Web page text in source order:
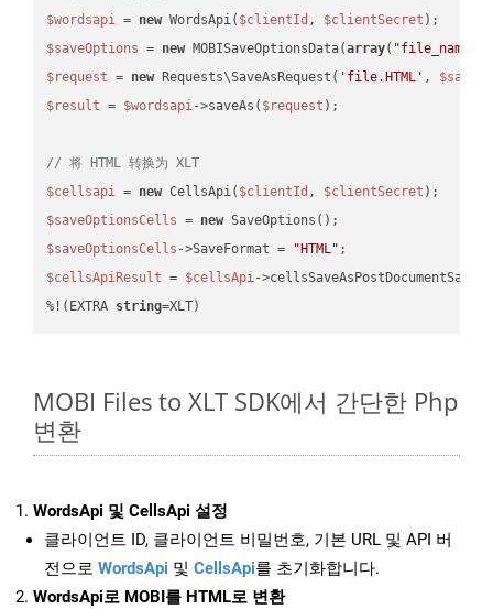
$wordsapi = new WordsApi( $clientId , $clientSecret
$saveOptions = new MOBISaveOptionsData(array( "file_name"
$request = new Requests\SaveAsRequest( 'file.HTML' ,
$result = $wordsapi->saveAs( $request );
// 将 HTML 转换为 XLT
$cellsapi = new CellsApi( $clientId , $clientSecret
$saveOptionsCells = new
$saveOptionsCells ->SaveFormat = "HTML"
$cellsApiResult = $cellsApi-
%!(EXTRA string=XLT)
MOBI Files to XLT SDK에서 간단한 Php
변환
WordsApi 및 CellsApi 설정
클라이언트 ID, 클라이언트 비밀번호, 기본 URL 및 API 버
전으로 WordsApi 및 CellsApi를 초기화합니다.
WordsApi로 MOBI를 HTML로 변환